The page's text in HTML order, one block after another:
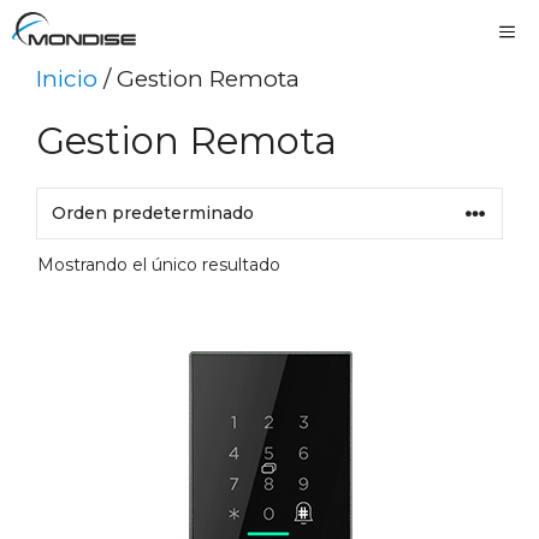
Saltar
al
contenido
Inicio / Gestion Remota
Gestion Remota
Mostrando el único resultado